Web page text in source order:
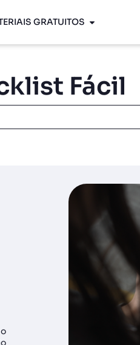
GRATUITOS
Fácil